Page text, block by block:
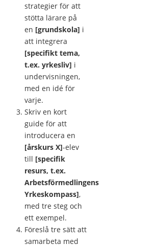
strategier för att
stötta lärare på
en [grundskola] i
att integrera
[specifikt tema,
t.ex. yrkesliv] i
undervisningen,
med en idé för
varje.
Skriv en kort
guide för att
introducera en
[årskurs X]-elev
till [specifik
resurs, t.ex.
Arbetsförmedlingens
Yrkeskompass],
med tre steg och
ett exempel.
Föreslå tre sätt att
samarbeta med